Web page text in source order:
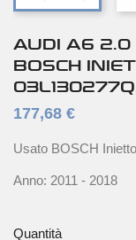
AUDI A6 2.0
BOSCH
177,68 €
Usato BOSCH
Anno: 2011 - 2018
Quantità